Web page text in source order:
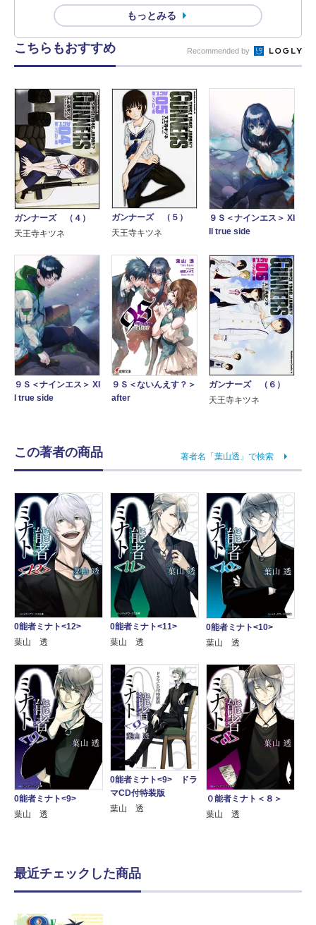
もっとみる
こちらもおすすめ Recommended by
ガンナーズ （４）
天王寺キツネ
ガンナーズ （５）
天王寺キツネ
９Ｓ＜ナインエス＞ XI
II true side
９Ｓ＜ナインエス＞ XI
I true side
９Ｓ＜ないんえす？＞
after
ガンナーズ （６）
天王寺キツネ
この著者の商品 著者名「葉山透」で検索
0能者ミナト<12>
葉山 透
0能者ミナト<11>
葉山 透
0能者ミナト<10>
葉山 透
0能者ミナト<9>
葉山 透
0能者ミナト<9> ドラ
マCD付特装版
葉山 透
０能者ミナト＜８＞
葉山 透
最近チェックした商品